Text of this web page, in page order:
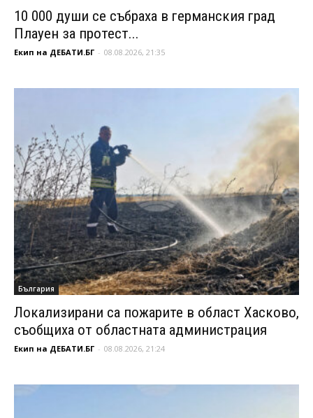
10 000 души се събраха в германския град
Плауен за протест...
Екип на ДЕБАТИ.БГ - 08.08.2026, 21:35
България
Локализирани са пожарите в област Хасково,
съобщиха от областната администрация
Екип на ДЕБАТИ.БГ - 08.08.2026, 21:24